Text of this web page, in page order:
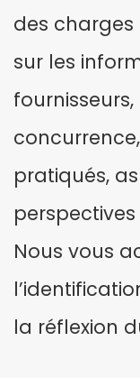
des
sur les
pratiqués,
Nous vous
la réflexion